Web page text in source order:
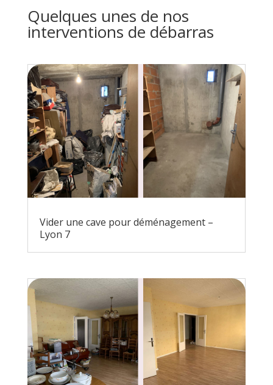
Quelques unes de nos
interventions de débarras
Vider une cave pour déménagement –
Lyon 7